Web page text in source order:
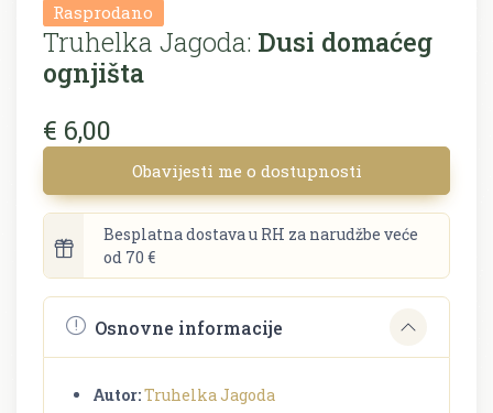
Rasprodano
Truhelka Jagoda: Dusi domaćeg
ognjišta
€ 6,00
Obavijesti me o dostupnosti
Besplatna dostava u RH za narudžbe veće
od 70 €
Osnovne informacije
Autor:Truhelka Jagoda